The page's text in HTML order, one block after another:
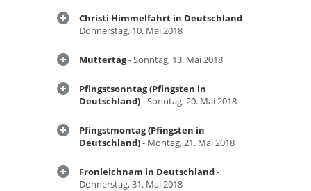
Christi Himmelfahrt in Deutschland-
Donnerstag, 10. Mai 2018
Muttertag- Sonntag, 13. Mai 2018
Pfingstsonntag (Pfingsten in
Deutschland)- Sonntag, 20. Mai 2018
Pfingstmontag (Pfingsten in
Deutschland)- Montag, 21. Mai 2018
Fronleichnam in Deutschland-
Donnerstag, 31. Mai 2018